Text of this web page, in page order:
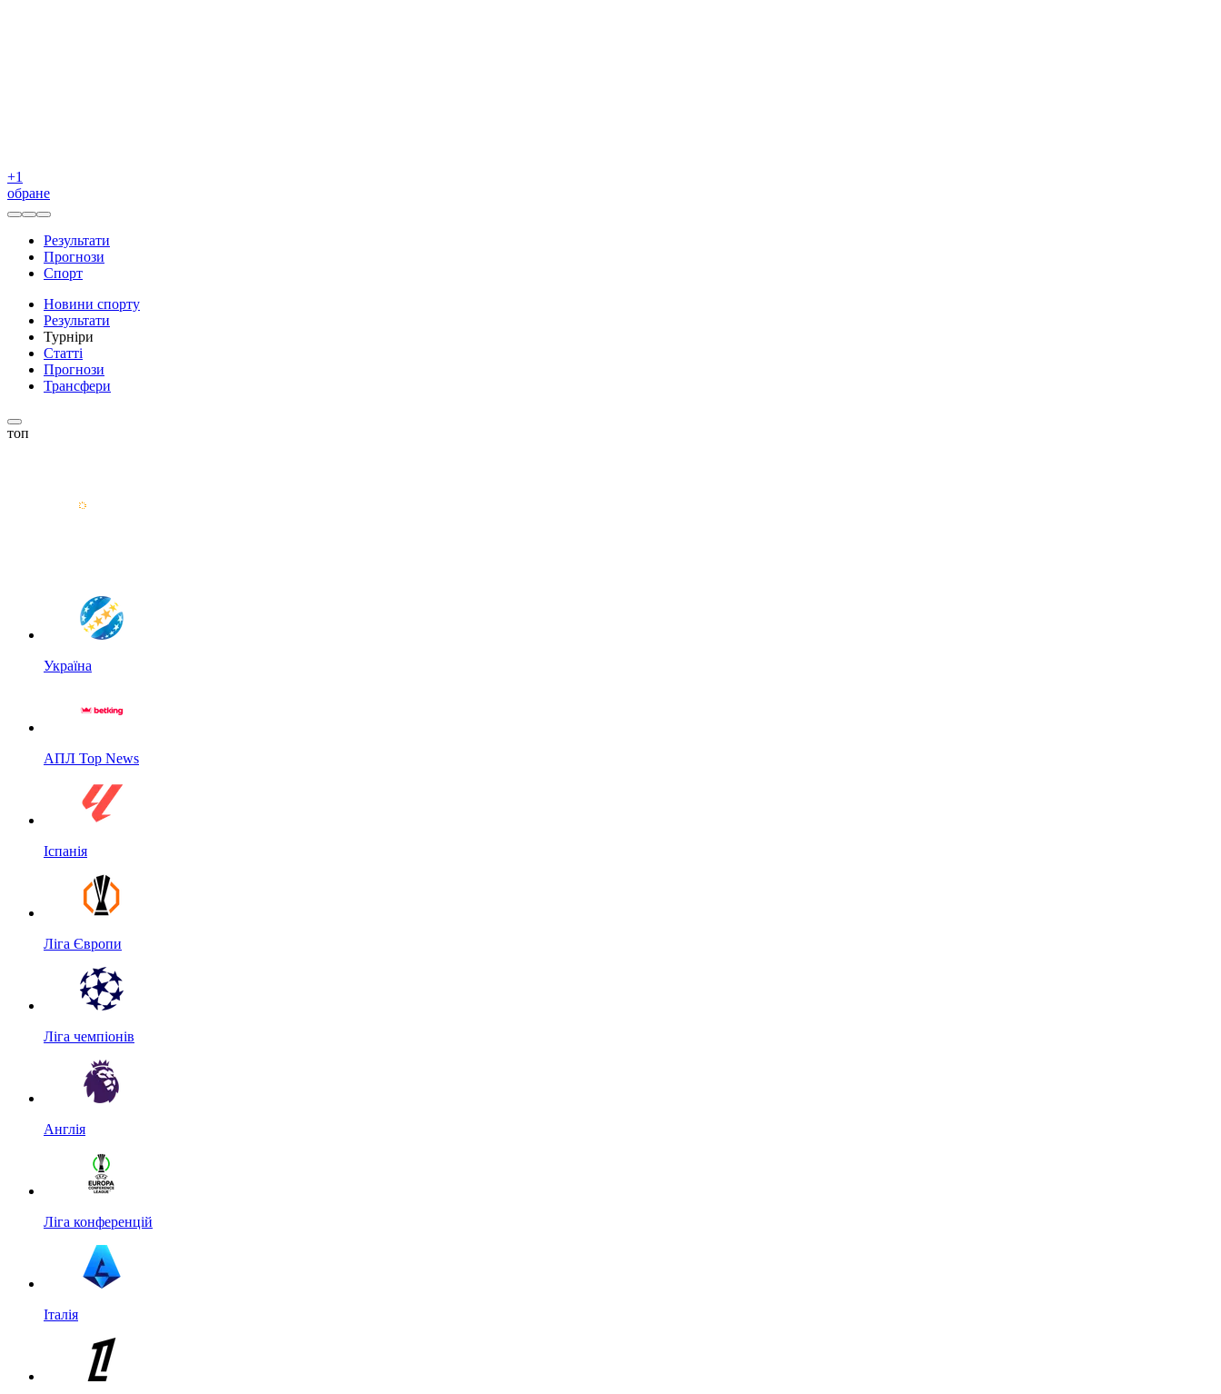
+1
обране
Результати
Прогнози
Спорт
Новини спорту
Результати
Турніри
Статті
Прогнози
Трансфери
топ
Україна
АПЛ Top News
Іспанія
Ліга Європи
Ліга чемпіонів
Англія
Ліга конференцій
Італія